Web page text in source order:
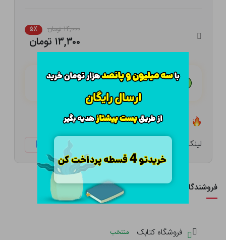
۱۴,۰۰۰ تومان ۵٪
۱۳,۳۰۰ تومان
هـر قسط با تــرب‌پــی:۳,۳۲۵ تومان
لینک کوتاه: ketabtala.com/sbp-17171
فروشندگان این کالا
فروشگاه کتابک
منتخب